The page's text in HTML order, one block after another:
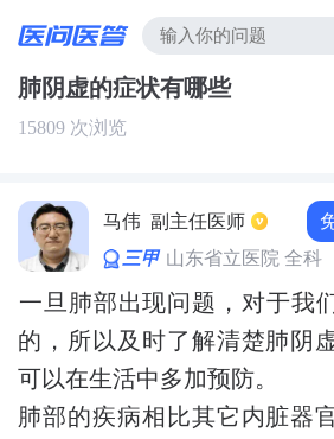
肺阴虚的症状有哪些
15809 次浏览
马伟 副主任医师
三甲 山东省立医院 全科
一旦肺部出现问题，对于我
的，所以及时了解清楚肺阴
可以在生活中多加预防。
肺部的疾病相比其它内脏器